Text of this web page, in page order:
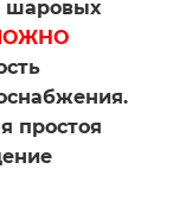
шаровых
простоя